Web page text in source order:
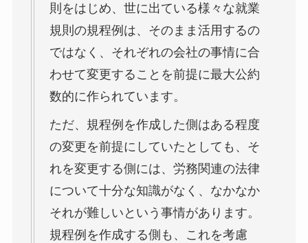
則をはじめ、世に出ている様々な就業
規則の規程例は、そのまま活用するの
ではなく、それぞれの会社の事情に合
わせて変更することを前提に最大公約
数的に作られています。
ただ、規程例を作成した側はある程度
の変更を前提にしていたとしても、そ
れを変更する側には、労務関連の法律
について十分な知識がなく、なかなか
それが難しいという事情があります。
規程例を作成する側も、これを考慮